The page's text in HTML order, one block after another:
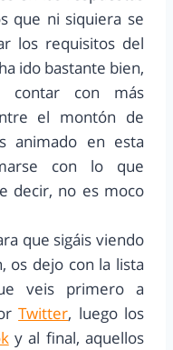
que ni siquiera se
los requisitos del
ido bastante bien,
contar con más
el montón de
animado en esta
con lo que
decir, no es moco
que sigáis viendo
os dejo con la lista
veis primero a
Twitter, luego los
y al final, aquellos